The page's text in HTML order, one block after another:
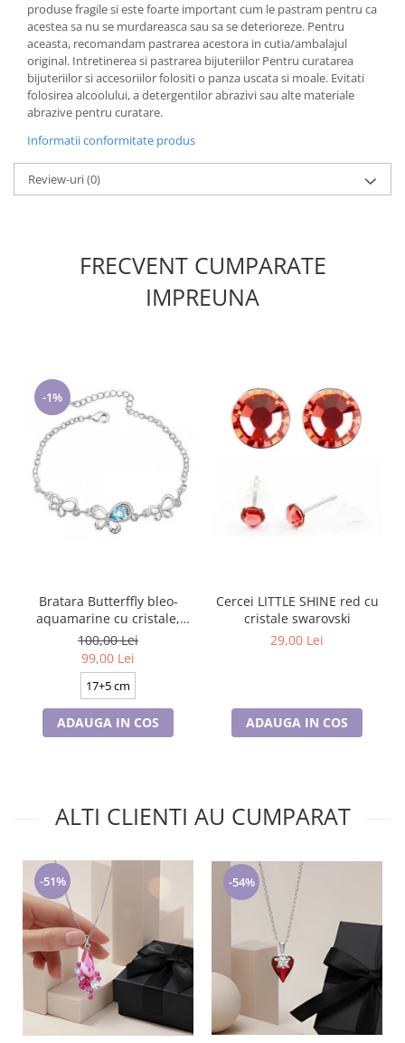
produse fragile si este foarte important cum le pastram pentru ca
acestea sa nu se murdareasca sau sa se deterioreze. Pentru
aceasta, recomandam pastrarea acestora in cutia/ambalajul
original. Intretinerea si pastrarea bijuteriilor Pentru curatarea
bijuteriilor si accesoriilor folositi o panza uscata si moale. Evitati
folosirea alcoolului, a detergentilor abrazivi sau alte materiale
abrazive pentru curatare.
Informatii conformitate produs
Review-uri(0)
FRECVENT CUMPARATE
IMPREUNA
-1%
Bratara Butterffly bleo-
aquamarine cu cristale,
placata cu aur 18K
100,00 Lei
99,00 Lei
17+5 cm
ADAUGA IN COS
Cercei LITTLE SHINE red cu
cristale swarovski
29,00 Lei
ADAUGA IN COS
ALTI CLIENTI AU CUMPARAT
-51% -54%